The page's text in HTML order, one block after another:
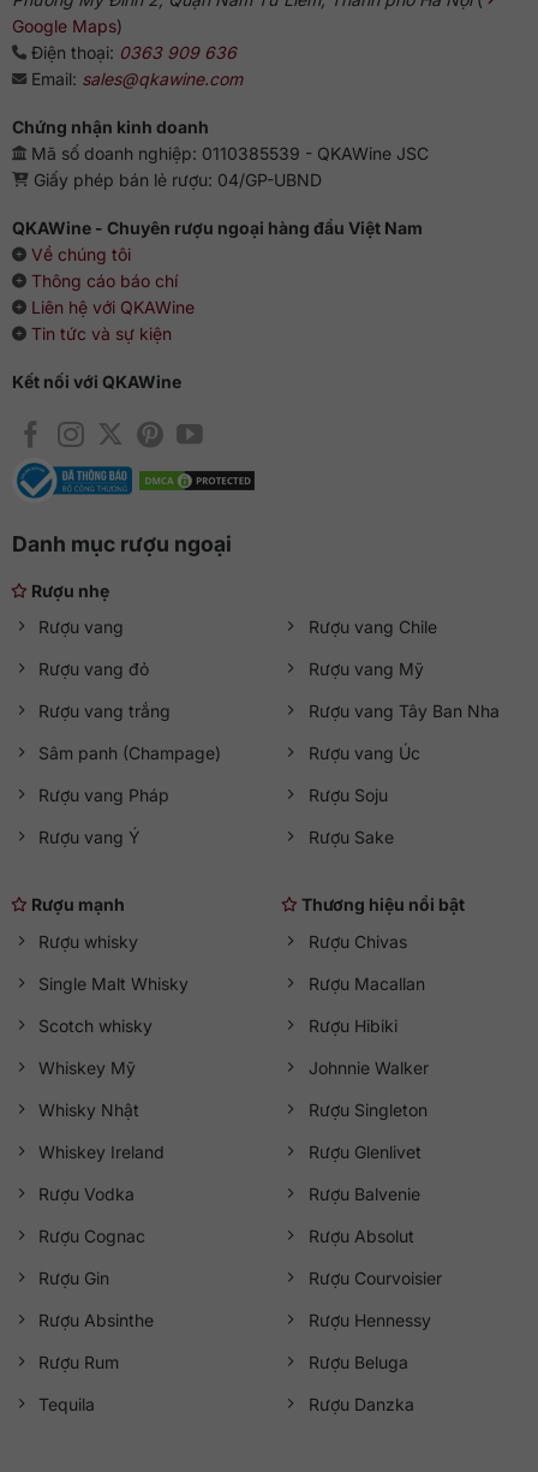
Google Maps)
Điện thoại: 0363 909 636
Email: sales@qkawine.com
Chứng nhận kinh doanh
Mã số doanh nghiệp: 0110385539 - QKAWine JSC
Giấy phép bán lẻ rượu: 04/GP-UBND
QKAWine - Chuyên rượu ngoại hàng đầu Việt Nam
Về chúng tôi
Thông cáo báo chí
Liên hệ với QKAWine
Tin tức và sự kiện
Kết nối với QKAWine
Danh mục rượu ngoại
Rượu nhẹ
Rượu vang
Rượu vang đỏ
Rượu vang trắng
Sâm panh (Champage)
Rượu vang Pháp
Rượu vang Ý
Rượu vang Chile
Rượu vang Mỹ
Rượu vang Tây Ban Nha
Rượu vang Úc
Rượu Soju
Rượu Sake
Rượu mạnh
Rượu whisky
Single Malt Whisky
Scotch whisky
Whiskey Mỹ
Whisky Nhật
Whiskey Ireland
Rượu Vodka
Rượu Cognac
Rượu Gin
Rượu Absinthe
Rượu Rum
Tequila
Thương hiệu nổi bật
Rượu Chivas
Rượu Macallan
Rượu Hibiki
Johnnie Walker
Rượu Singleton
Rượu Glenlivet
Rượu Balvenie
Rượu Absolut
Rượu Courvoisier
Rượu Hennessy
Rượu Beluga
Rượu Danzka